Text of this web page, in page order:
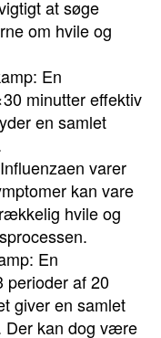
at søge
om hvile og
En
minutter effektiv
en samlet
varer
kan vare
hvile og
En
perioder af 20
giver en samlet
Der kan dog være